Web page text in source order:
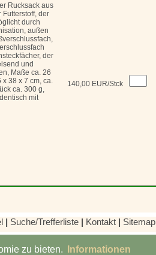
zu bieten. Informationen
Rucksack aus
der
durch
außen
der
und
Maße ca. 26
38 x 7 cm, ca.
ca. 300 g,
mit
140,00 EUR/Stck
| Suche/Trefferliste | Kontakt | Sitemap